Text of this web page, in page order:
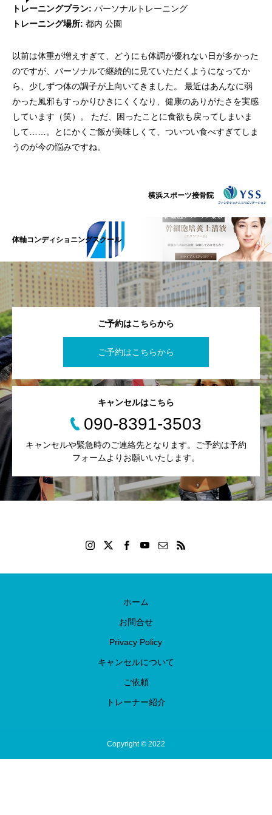
トレーニングプラン: パーソナルトレーニング
トレーニング場所: 都内 公園
以前は体重が増えすぎて、どうにも体調が優れない日が多かった
のですが、パーソナルで継続的に見ていただくようになってか
ら、少しずつ体の調子が上向いてきました。 最近はあんなに弱
かった風邪もすっかりひきにくくなり、健康のありがたさを実感
しています（笑）。 ただ、困ったことに食欲も戻ってしまいま
して……。とにかくご飯が美味しくて、ついつい食べすぎてしま
うのが今の悩みですね。
横浜スポーツ接骨院
体軸コンディショニングスクール
ご予約はこちらから
ご予約はこちらから
キャンセルはこちら
090-8391-3503
キャンセルや緊急時のご連絡先となります。ご予約は予約
フォームよりお願いいたします。
ホーム
お問合せ
Privacy Policy
キャンセルについて
ご依頼
トレーナー紹介
Copyright © 2022